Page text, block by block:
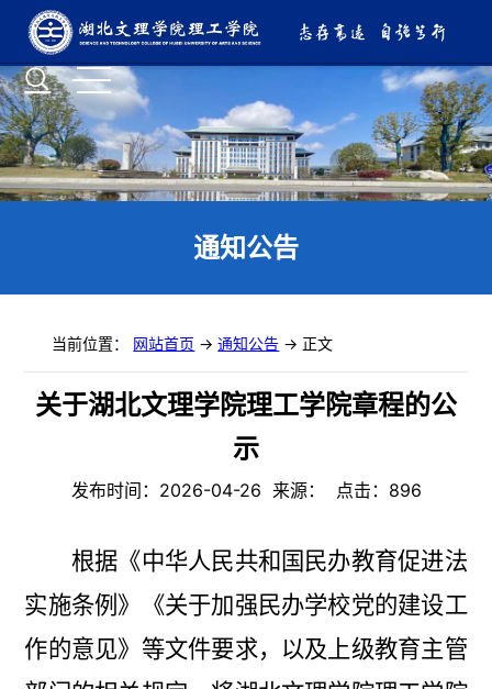
通知公告
当前位置： 网站首页 ->通知公告 -> 正文
关于湖北文理学院理工学院章程的公
示
发布时间：2026-04-26 来源： 点击： 896
根据《中华人民共和国民办教育促进法
实施条例》《关于加强民办学校党的建设工
作的意见》等文件要求，以及上级教育主管